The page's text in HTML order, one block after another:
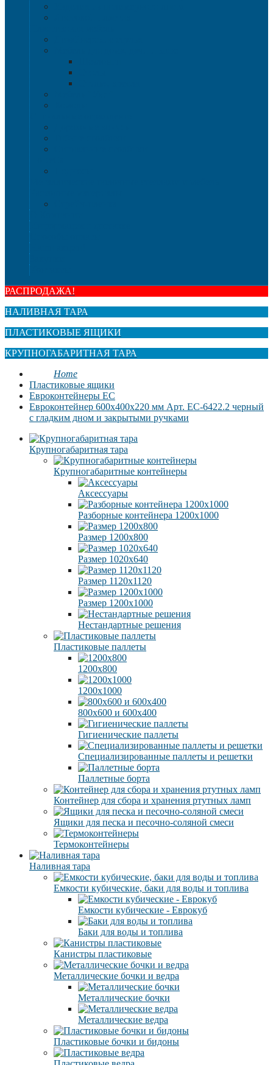
РАСПРОДАЖА!
НАЛИВНАЯ ТАРА
ПЛАСТИКОВЫЕ ЯЩИКИ
КРУПНОГАБАРИТНАЯ ТАРА
Home
Пластиковые ящики
Евроконтейнеры ЕC
Евроконтейнер 600x400x220 мм Арт. EC-6422.2 черный
с гладким дном и закрытыми ручками
Крупногабаритная тара
Крупногабаритные контейнеры
Аксессуары
Разборные контейнера 1200х1000
Размер 1200х800
Размер 1020х640
Размер 1120х1120
Размер 1200х1000
Нестандартные решения
Пластиковые паллеты
1200х800
1200х1000
800х600 и 600х400
Гигиенические паллеты
Специализированные паллеты и решетки
Паллетные борта
Контейнер для сбора и хранения ртутных ламп
Ящики для песка и песочно-соляной смеси
Термоконтейнеры
Наливная тара
Емкости кубические, баки для воды и топлива
Емкости кубические - Еврокуб
Баки для воды и топлива
Канистры пластиковые
Металлические бочки и ведра
Металлические бочки
Металлические ведра
Пластиковые бочки и бидоны